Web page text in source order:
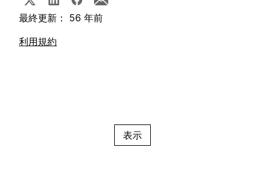
最終更新： 56 年前
利用規約
表示